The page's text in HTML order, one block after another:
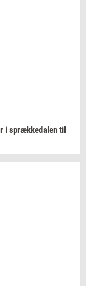
i spræk­ke­da­len til